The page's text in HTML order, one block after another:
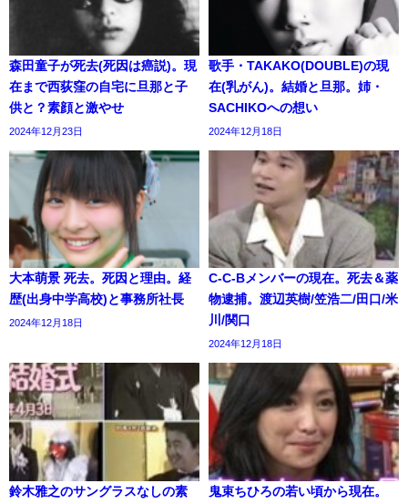
森田童子が死去(死因は癌説)。現
在まで西荻窪の自宅に旦那と子
供と？素顔と激やせ
2024年12月23日
歌手・TAKAKO(DOUBLE)の現
在(乳がん)。結婚と旦那。姉・
SACHIKOへの想い
2024年12月18日
大本萌景 死去。死因と理由。経
歴(出身中学高校)と事務所社長
2024年12月18日
C-C-Bメンバーの現在。死去＆薬
物逮捕。渡辺英樹/笠浩二/田口/米
川/関口
2024年12月18日
鈴木雅之のサングラスなしの素
鬼束ちひろの若い頃から現在。